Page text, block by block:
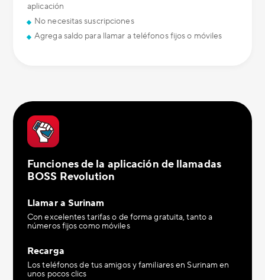
aplicación
No necesitas suscripciones
Agrega saldo para llamar a teléfonos fijos o móviles
Funciones de la aplicación de llamadas
BOSS Revolution
Llamar a Surinam
Con excelentes tarifas o de forma gratuita, tanto a
números fijos como móviles
Recarga
Los teléfonos de tus amigos y familiares en Surinam en
unos pocos clics